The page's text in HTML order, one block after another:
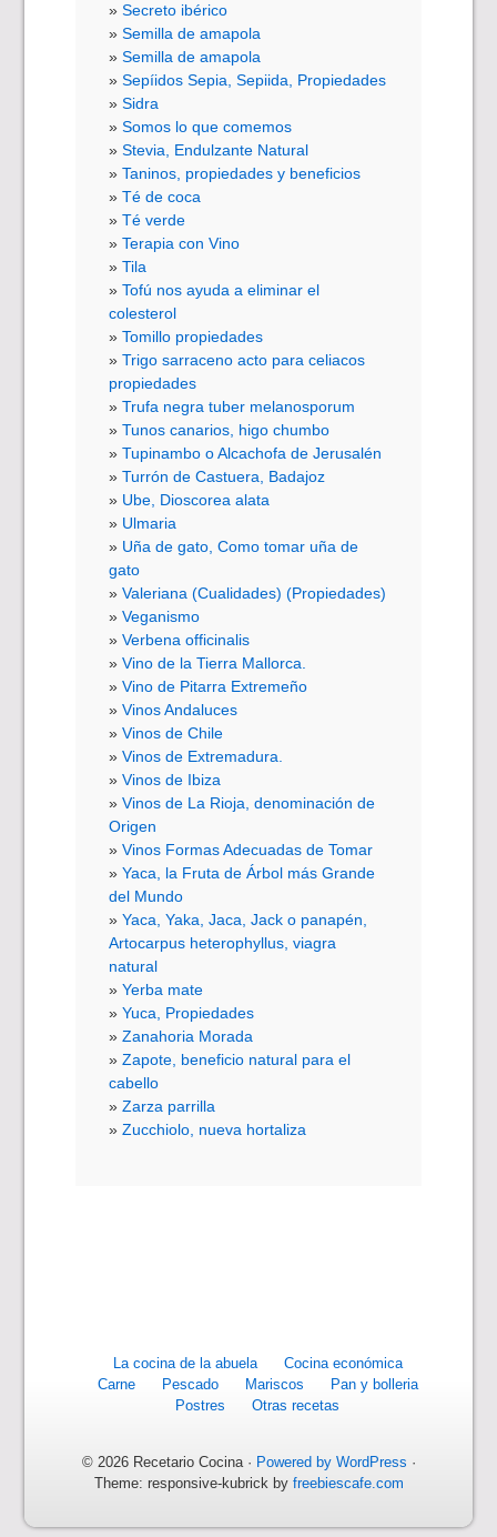
Secreto ibérico
Semilla de amapola
Semilla de amapola
Sepíidos Sepia, Sepiida, Propiedades
Sidra
Somos lo que comemos
Stevia, Endulzante Natural
Taninos, propiedades y beneficios
Té de coca
Té verde
Terapia con Vino
Tila
Tofú nos ayuda a eliminar el
colesterol
Tomillo propiedades
Trigo sarraceno acto para celiacos
propiedades
Trufa negra tuber melanosporum
Tunos canarios, higo chumbo
Tupinambo o Alcachofa de Jerusalén
Turrón de Castuera, Badajoz
Ube, Dioscorea alata
Ulmaria
Uña de gato, Como tomar uña de
gato
Valeriana (Cualidades) (Propiedades)
Veganismo
Verbena officinalis
Vino de la Tierra Mallorca.
Vino de Pitarra Extremeño
Vinos Andaluces
Vinos de Chile
Vinos de Extremadura.
Vinos de Ibiza
Vinos de La Rioja, denominación de
Origen
Vinos Formas Adecuadas de Tomar
Yaca, la Fruta de Árbol más Grande
del Mundo
Yaca, Yaka, Jaca, Jack o panapén,
Artocarpus heterophyllus, viagra
natural
Yerba mate
Yuca, Propiedades
Zanahoria Morada
Zapote, beneficio natural para el
cabello
Zarza parrilla
Zucchiolo, nueva hortaliza
La cocina de la abuela
Cocina económica
Carne
Pescado Mariscos
Pan y bolleria
Postres
Otras recetas
© 2026 Recetario Cocina · Powered by WordPress ·
Theme: responsive-kubrick by freebiescafe.com